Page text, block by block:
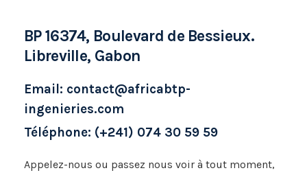
BP 16374, Boulevard de Bessieux.
Libreville, Gabon
Email: contact@africabtp-
ingenieries.com
Téléphone: (+241) 074 30 59 59
Appelez-nous ou passez nous voir à tout moment,